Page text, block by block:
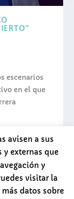
escenarios
en el que
avisen a sus
y externas que
y
visitar la
datos sobre